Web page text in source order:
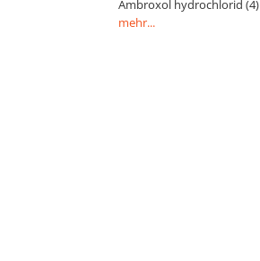
Ambroxol hydrochlorid (4)
mehr...